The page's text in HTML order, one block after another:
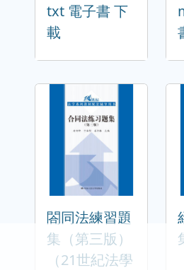
txt 電子書 下
載
閤同法練習題
集（第三版）
（21世紀法學